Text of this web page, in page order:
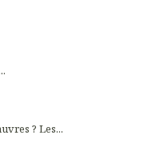
? Les...